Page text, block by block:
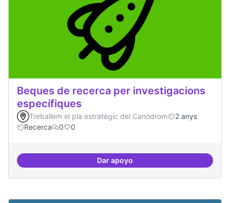
Beques de recerca per investigacions
específiques
Treballem el pla estratègic del Canòdrom
2 anys
Recerca
0 0
Dar apoyoBeques de recerca per